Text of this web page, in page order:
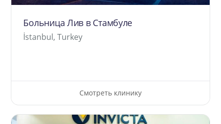
Больница Лив в Стамбуле
İstanbul, Turkey
Смотреть клинику